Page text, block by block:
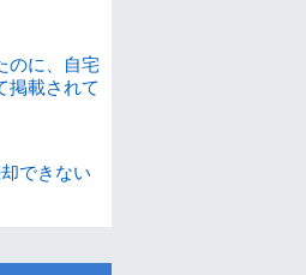
のに、自宅
掲載されて
できない